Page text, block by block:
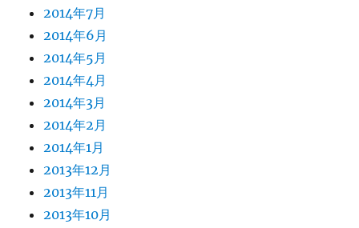
2014年7月
2014年6月
2014年5月
2014年4月
2014年3月
2014年2月
2014年1月
2013年12月
2013年11月
2013年10月